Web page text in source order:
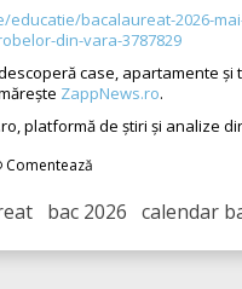
bacalaureat-2026-
din-vara-3787829
descoperă case, apartamente și
ZappNews.ro.
platformă de știri și analize
Comentează
bac 2026 calendar